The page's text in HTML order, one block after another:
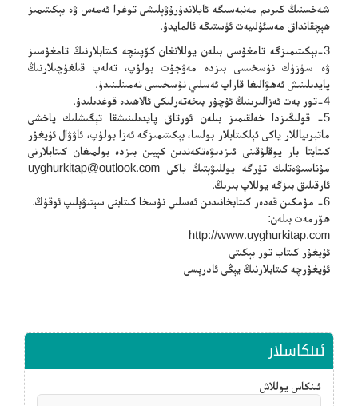
شەخسنىڭ كىرىم مەنبەسىگە ئايلاندۇرۇۋېلىشى توغرا ئەمەس ۋە بېكىتىمىز
ھېچقانداق مەسئۇلىيەت ئۈستىگە ئالمايدۇ.
3-بېكىتىمىزگە تامغۇسى بىلەن يوللانغان كۆپىنچە كىتابلارنىڭ تامغۇسىز
ۋە سۈزۈك نۇسخىسى بىزدە مەۋجۇت بولۇپ، تەلەپ قىلغۇچىلارنىڭ
پايدىلىنىش ئەھۋالىغا قاراپ ئەسلىي نۇسخىسى تەمىنلىنىدۇ.
4-تور بەت ئەزالىرىنىڭ ئۇچۇر بىخەتەرلىكى ئالاھىدە قوغدىلىدۇ.
5- قولىڭىزدا خەلقىمىز بىلەن ئورتاق پايدىلىنىشقا تېگىشلىك ياخشى
ماتېرىياللار ياكى ئېلكىتابلار بولسا، بېكىتىمىزگە ئەزا بولۇپ، ئاۋۋال ئۇيغۇر
كىتابتا بار يوقلۇقىنى ئىزدىۋەتكەندىن كېيىن بىزدە بولمىغان كىتابلارنى
مۇناسىۋەتلىك تۈرگە يوللىۋېتىڭ ياكى uyghurkitap@outlook.com
ئارقىلىق بىزگە يوللاپ بىرىڭ.
6- مۇمكىن قەدەر كىتابخانىدىن ئەسلىي نۇسخا كىتابنى سېتىۋېلىپ ئوقۇڭ.
ھۆرمەت بىلەن:
http://www.uyghurkitap.com
ئۇيغۇر كىتاب تور بېكىتى
ئۇيغۇرچە كىتابلارنىڭ يېڭى ئادرېسى
ئىنكاسلار
ئىنكاس يوللاش